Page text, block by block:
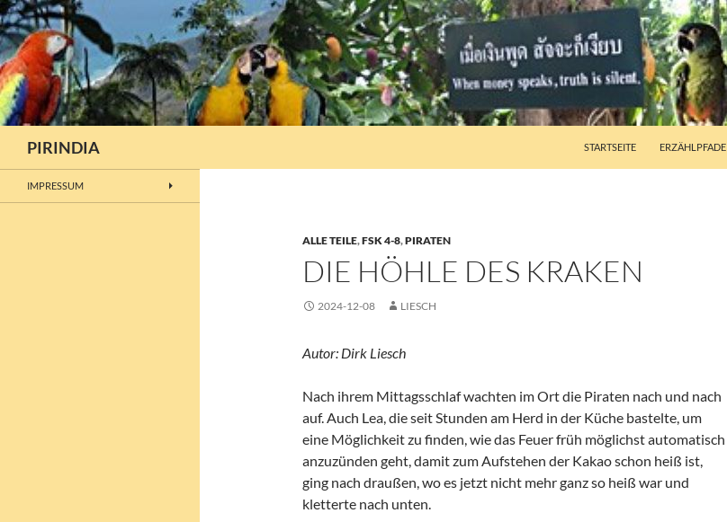
Zum
Inhalt
springen
PIRINDIA STARTSEITE ERZÄHLPFADE
ALLE TEILE,FSK 4-8,PIRATEN
DIE HÖHLE DES KRAKEN
2024-12-08 LIESCH
Autor: Dirk Liesch
Nach ihrem Mittagsschlaf wachten im Ort die Piraten nach und nach
auf. Auch Lea, die seit Stunden am Herd in der Küche bastelte, um
eine Möglichkeit zu finden, wie das Feuer früh möglichst automatisch
anzuzünden geht, damit zum Aufstehen der Kakao schon heiß ist,
ging nach draußen, wo es jetzt nicht mehr ganz so heiß war und
kletterte nach unten.
IMPRESSUM